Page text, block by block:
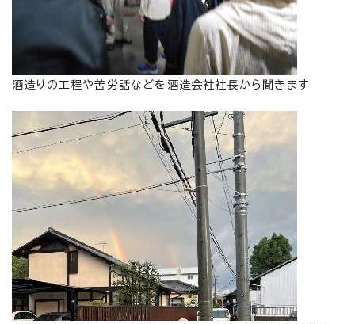
酒造りの工程や苦労話などを酒造会社社長から聞きます